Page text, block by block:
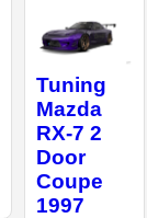
Tuning
Mazda
RX-7 2
Door
Coupe
1997